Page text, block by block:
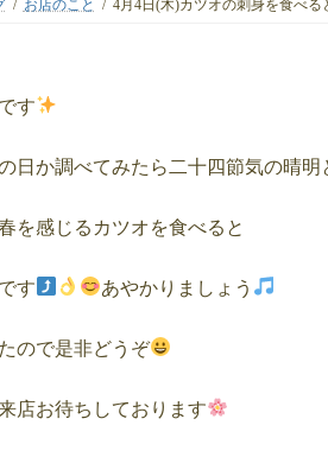
お店のこと 4月4日(木)カツオの刺身を食べる
す
日か調べてみたら二十四節気の晴明
を感じるカツオを食べると
す あやかりましょう
ので是非どうぞ
店お待ちしております